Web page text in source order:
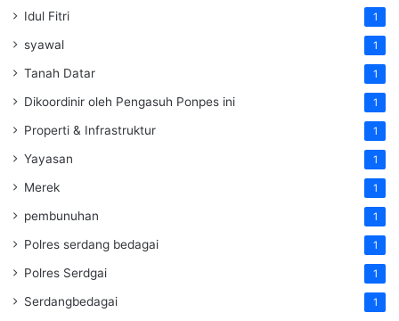
Idul Fitri 1
syawal 1
Tanah Datar 1
Dikoordinir oleh Pengasuh Ponpes ini 1
Properti & Infrastruktur 1
Yayasan 1
Merek 1
pembunuhan 1
Polres serdang bedagai 1
Polres Serdgai 1
Serdangbedagai 1